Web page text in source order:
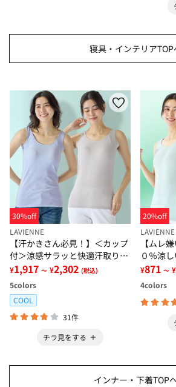
寝具・インテリアTOP
30%off
LAVIENNE
【汗かきさん必見！】＜カップ
付＞涼感サラッと快適汗取りタ
ンクトップインナー＜さらりラ
ボ＞
¥1,917 ～ ¥2,302 (税込)
5colors
COOL
31件
チラ見をする
20%off
LAVIENNE
【ムレ
０％涼
ー＜さ
¥871 ～ ¥
4colors
インナー・下着TOP